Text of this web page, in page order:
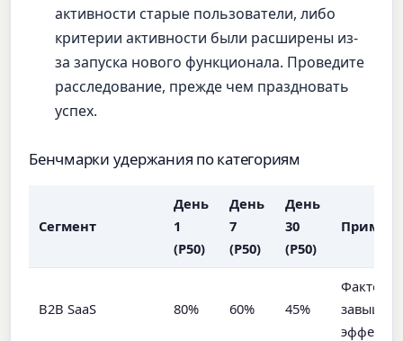
активности старые пользователи, либо
критерии активности были расширены из-
за запуска нового функционала. Проведите
расследование, прежде чем праздновать
успех.
Бенчмарки удержания по категориям
Сегмент
День
1
(P50)
День
7
(P50)
День
30
(P50)
B2B SaaS 80% 60% 45%
Фактор